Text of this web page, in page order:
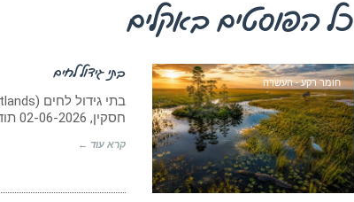
כל הפוסטים באקלים
חומר רקע - העשרה
בתי גידול לחים
חסקין, 02-06-2026 תודתי למשה אגמי, ורוויטל היימן על הערותיהם.
קרא עוד ←